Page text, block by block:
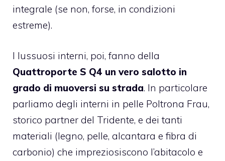
integrale (se non, forse, in condizioni
estreme).
I lussuosi interni, poi, fanno della
Quattroporte S Q4 un vero salotto in
grado di muoversi su strada. In particolare
parliamo degli interni in pelle Poltrona Frau,
storico partner del Tridente, e dei tanti
materiali (legno, pelle, alcantara e fibra di
carbonio) che impreziosiscono l’abitacolo e